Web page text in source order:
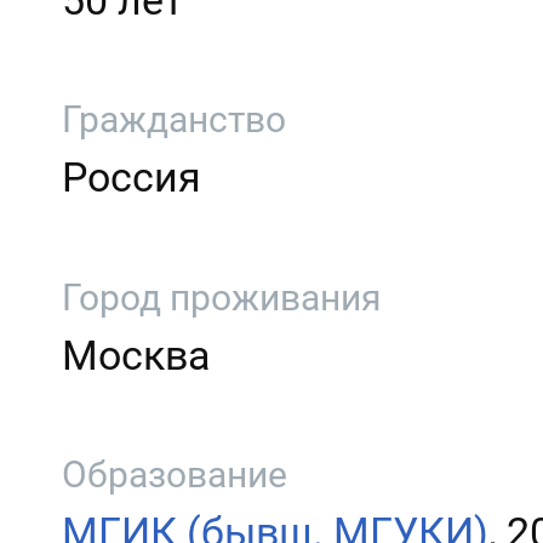
Гражданство
Россия
Город проживания
Москва
Образование
МГИК (бывш. МГУКИ),